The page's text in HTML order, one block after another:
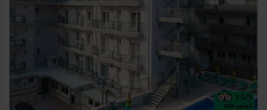
3.5/5
209 opinii